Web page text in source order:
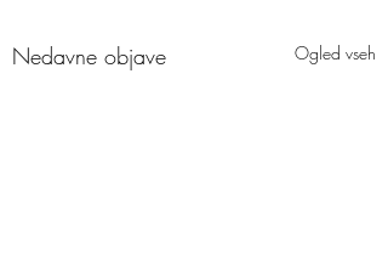
Nedavne objave Ogled vseh